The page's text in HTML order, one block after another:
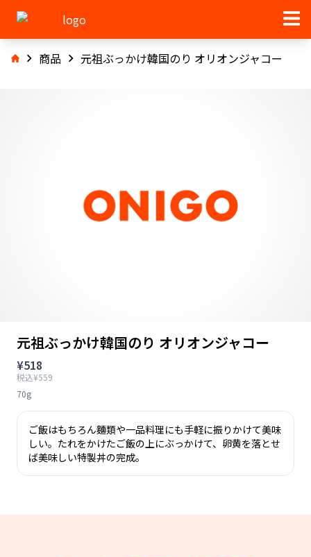
商品 元祖ぶっかけ韓国のり オリオンジャコー
元祖ぶっかけ韓国のり オリオンジャコー
¥518
税込¥559
70g
ご飯はもちろん麵類や一品料理にも手軽に振りかけて美味
しい。たれをかけたご飯の上にぶっかけて、卵黄を落とせ
ば美味しい特製丼の完成。